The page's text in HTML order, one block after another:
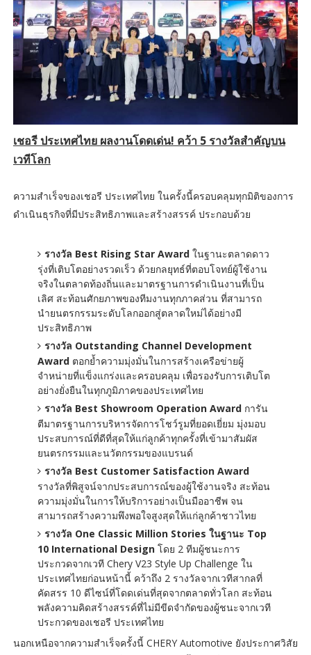
เชอรี ประเทศไทย ผลงานโดดเด่น! คว้า 5 รางวัลสำคัญบน
เวทีโลก
ความสำเร็จของเชอรี ประเทศไทย ในครั้งนี้ครอบคลุมทุกมิติของการ
ดำเนินธุรกิจที่มีประสิทธิภาพและสร้างสรรค์ ประกอบด้วย
รางวัล Best Rising Star Awardในฐานะตลาดดาว
รุ่งที่เติบโตอย่างรวดเร็ว ด้วยกลยุทธ์ที่ตอบโจทย์ผู้ใช้งาน
จริงในตลาดท้องถิ่นและมาตรฐานการดำเนินงานที่เป็น
เลิศ สะท้อนศักยภาพของทีมงานทุกภาคส่วน ที่สามารถ
นำยนตรกรรมระดับโลกออกสู่ตลาดใหม่ได้อย่างมี
ประสิทธิภาพ
รางวัล Outstanding Channel Development
Award ตอกย้ำความมุ่งมั่นในการสร้างเครือข่ายผู้
จำหน่ายที่แข็งแกร่งและครอบคลุม เพื่อรองรับการเติบโต
อย่างยั่งยืนในทุกภูมิภาคของประเทศไทย
รางวัล Best Showroom Operation Awardการัน
ตีมาตรฐานการบริหารจัดการโชว์รูมที่ยอดเยี่ยม มุ่งมอบ
ประสบการณ์ที่ดีที่สุดให้แก่ลูกค้าทุกครั้งที่เข้ามาสัมผัส
ยนตรกรรมและนวัตกรรมของแบรนด์
รางวัล Best Customer Satisfaction Award
รางวัลที่พิสูจน์จากประสบการณ์ของผู้ใช้งานจริง สะท้อน
ความมุ่งมั่นในการให้บริการอย่างเป็นมืออาชีพ จน
สามารถสร้างความพึงพอใจสูงสุดให้แก่ลูกค้าชาวไทย
รางวัล One Classic Million Stories ในฐานะ Top
10 International Designโดย 2 ทีมผู้ชนะการ
ประกวดจากเวที Chery V23 Style Up Challenge ใน
ประเทศไทยก่อนหน้านี้ คว้าถึง 2 รางวัลจากเวทีสากลที่
คัดสรร 10 ดีไซน์ที่โดดเด่นที่สุดจากตลาดทั่วโลก สะท้อน
พลังความคิดสร้างสรรค์ที่ไม่มีขีดจำกัดของผู้ชนะจากเวที
ประกวดของเชอรี ประเทศไทย
นอกเหนือจากความสำเร็จครั้งนี้ CHERY Automotive ยังประกาศวิสัย